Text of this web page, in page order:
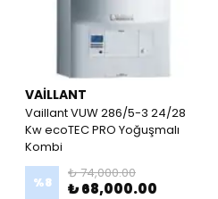
VAİLLANT
Vaillant VUW 286/5-3 24/28
Kw ecoTEC PRO Yoğuşmalı
Kombi
%8
₺ 74,000.00
₺ 68,000.00